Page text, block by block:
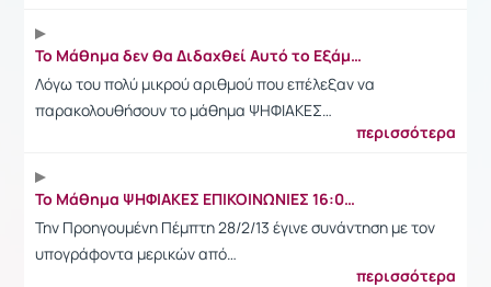
Το Μάθημα δεν θα Διδαχθεί Αυτό το Εξάμηνο
Λόγω του πολύ μικρού αριθμού που επέλεξαν να
παρακολουθήσουν το μάθημα ΨΗΦΙΑΚΕΣ…
περισσότερα
Το Μάθημα ΨΗΦΙΑΚΕΣ ΕΠΙΚΟΙΝΩΝΙΕΣ 16:00-19:00 Κάθε Πε΄μπτη στο Α2
Την Προηγουμένη Πέμπτη 28/2/13 έγινε συνάντηση με τον
υπογράφοντα μερικών από…
περισσότερα